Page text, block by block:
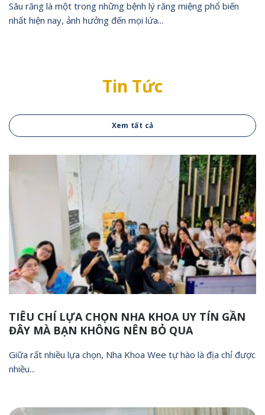
Sâu răng là một trong những bệnh lý răng miệng phổ biến
nhất hiện nay, ảnh hưởng đến mọi lứa...
Tin Tức
Xem tất cả
TIÊU CHÍ LỰA CHỌN NHA KHOA UY TÍN GẦN
ĐÂY MÀ BẠN KHÔNG NÊN BỎ QUA
Giữa rất nhiều lựa chọn, Nha Khoa Wee tự hào là địa chỉ được
nhiều...